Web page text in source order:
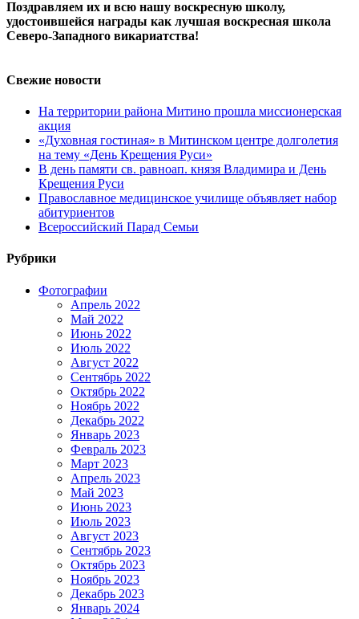
Поздравляем их и всю нашу воскресную школу,
удостоившейся награды как лучшая воскресная школа
Северо-Западного викариатства!
Свежие новости
На территории района Митино прошла миссионерская
акция
«Духовная гостиная» в Митинском центре долголетия
на тему «День Крещения Руси»
В день памяти св. равноап. князя Владимира и День
Крещения Руси
Православное медицинское училище объявляет набор
абитуриентов
Всероссийский Парад Семьи
Рубрики
Фотографии
Апрель 2022
Май 2022
Июнь 2022
Июль 2022
Август 2022
Сентябрь 2022
Октябрь 2022
Ноябрь 2022
Декабрь 2022
Январь 2023
Февраль 2023
Март 2023
Апрель 2023
Май 2023
Июнь 2023
Июль 2023
Август 2023
Сентябрь 2023
Октябрь 2023
Ноябрь 2023
Декабрь 2023
Январь 2024